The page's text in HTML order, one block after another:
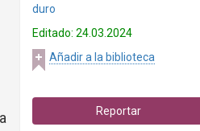
duro
Editado: 24.03.2024
Añadir a la biblioteca
Reportar